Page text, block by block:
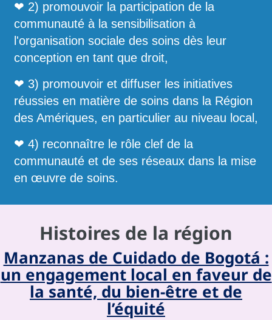
❤ 2) promouvoir la participation de la
communauté à la sensibilisation à
l'organisation sociale des soins dès leur
conception en tant que droit,
❤ 3) promouvoir et diffuser les initiatives
réussies en matière de soins dans la Région
des Amériques, en particulier au niveau local,
❤ 4) reconnaître le rôle clef de la
communauté et de ses réseaux dans la mise
en œuvre de soins.
Histoires de la région
Manzanas de Cuidado de Bogotá :
un engagement local en faveur de
la santé, du bien-être et de
l’équité